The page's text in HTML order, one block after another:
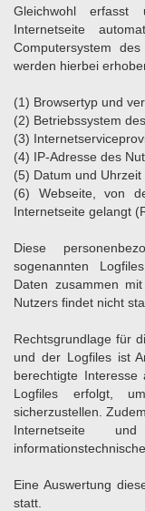
Gleichwohl
Internetseite
Computersystem
werden hierbei
(1) Browsertyp und
(2) Betriebssystem
(3)
(4) IP-Adresse des
(5) Datum und Uhrzeit
(6) Webseite, von
Internetseite gelangt
Diese
sogenannten
Daten zusammen
Nutzers findet nicht
Rechtsgrundlage für
und der Logfiles ist
berechtigte
Logfiles erfolgt,
sicherzustellen.
Internetseite
Eine Auswertung
statt.